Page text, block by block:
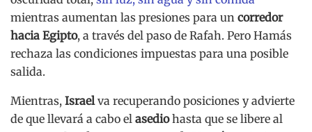
mientras aumentan las presiones para un corredor
hacia Egipto, a través del paso de Rafah. Pero Hamás
rechaza las condiciones impuestas para una posible
salida.
Mientras, Israelva recuperando posiciones y advierte
de que llevará a cabo el asediohasta que se libere al